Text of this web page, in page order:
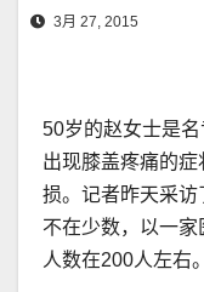
3月 27, 2015
50岁的赵女士是
出现膝盖疼痛的
损。记者昨天采
不在少数，以一
人数在200人左右。